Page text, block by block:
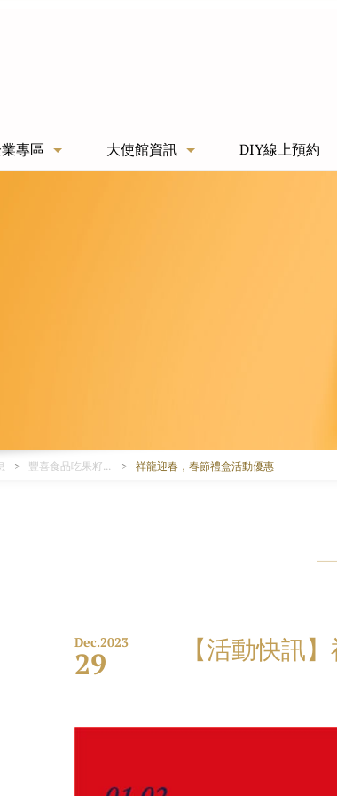
專區 大使館資訊 DIY線上預約
祥龍迎春，春節禮盒活動優惠
Dec.2023
29 【活動快訊